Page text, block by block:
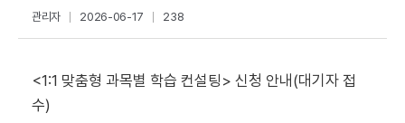
관리자 2026-06-17 238
<1:1 맞춤형 과목별 학습 컨설팅> 신청 안내(대기자 접
수)